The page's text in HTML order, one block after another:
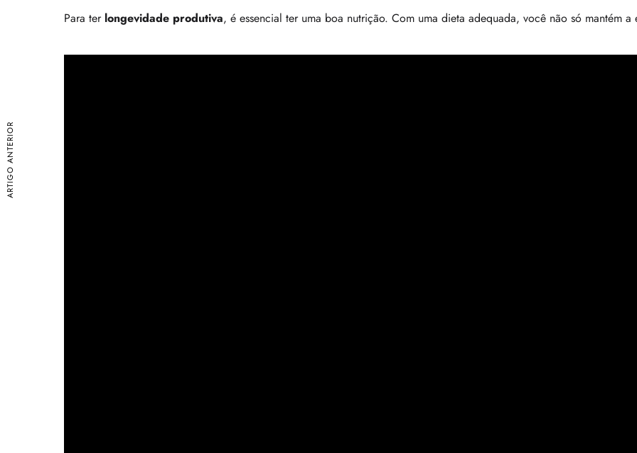
Para ter longevidade produtiva, é essencial ter uma boa nutrição. Com uma dieta adequada, você não só mantém
ARTIGO ANTERIOR